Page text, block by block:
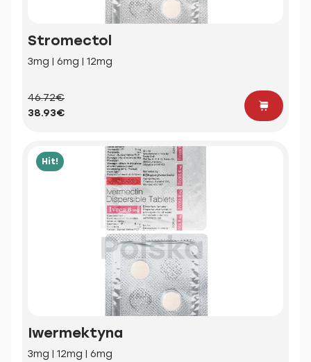
Stromectol
3mg | 6mg | 12mg
46.72€
38.93€
Hit!
Iwermektyna
3mg | 12mg | 6mg